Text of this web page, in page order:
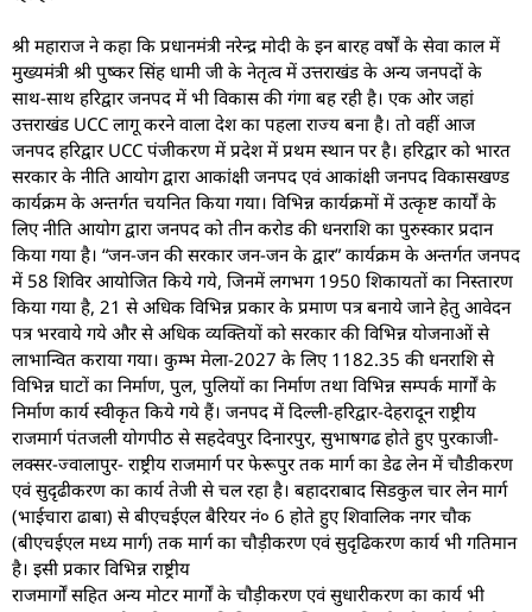
श्री महाराज ने कहा कि प्रधानमंत्री नरेन्द्र मोदी के इन बारह वर्षों के सेवा काल में
मुख्यमंत्री श्री पुष्कर सिंह धामी जी के नेतृत्व में उत्तराखंड के अन्य जनपदों के
साथ-साथ हरिद्वार जनपद में भी विकास की गंगा बह रही है। एक ओर जहां
उत्तराखंड UCC लागू करने वाला देश का पहला राज्य बना है। तो वहीं आज
जनपद हरिद्वार UCC पंजीकरण में प्रदेश में प्रथम स्थान पर है। हरिद्वार को भारत
सरकार के नीति आयोग द्वारा आकांक्षी जनपद एवं आकांक्षी जनपद विकासखण्ड
कार्यक्रम के अन्तर्गत चयनित किया गया। विभिन्न कार्यक्रमों में उत्कृष्ट कार्यों के
लिए नीति आयोग द्वारा जनपद को तीन करोड की धनराशि का पुरुस्कार प्रदान
किया गया है। “जन-जन की सरकार जन-जन के द्वार” कार्यक्रम के अन्तर्गत जनपद
में 58 शिविर आयोजित किये गये, जिनमें लगभग 1950 शिकायतों का निस्तारण
किया गया है, 21 से अधिक विभिन्न प्रकार के प्रमाण पत्र बनाये जाने हेतु आवेदन
पत्र भरवाये गये और से अधिक व्यक्तियों को सरकार की विभिन्न योजनाओं से
लाभान्वित कराया गया। कुम्भ मेला-2027 के लिए 1182.35 की धनराशि से
विभिन्न घाटों का निर्माण, पुल, पुलियों का निर्माण तथा विभिन्न सम्पर्क मार्गों के
निर्माण कार्य स्वीकृत किये गये हैं। जनपद में दिल्ली-हरिद्वार-देहरादून राष्ट्रीय
राजमार्ग पंतजली योगपीठ से सहदेवपुर दिनारपुर, सुभाषगढ होते हुए पुरकाजी-
लक्सर-ज्वालापुर- राष्ट्रीय राजमार्ग पर फेरूपुर तक मार्ग का डेढ लेन में चौडीकरण
एवं सुदृढीकरण का कार्य तेजी से चल रहा है। बहादराबाद सिडकुल चार लेन मार्ग
(भाईचारा ढाबा) से बीएचईएल बैरियर नं० 6 होते हुए शिवालिक नगर चौक
(बीएचईएल मध्य मार्ग) तक मार्ग का चौड़ीकरण एवं सुदृढिकरण कार्य भी गतिमान
है। इसी प्रकार विभिन्न राष्ट्रीय
राजमार्गों सहित अन्य मोटर मार्गों के चौड़ीकरण एवं सुधारीकरण का कार्य भी